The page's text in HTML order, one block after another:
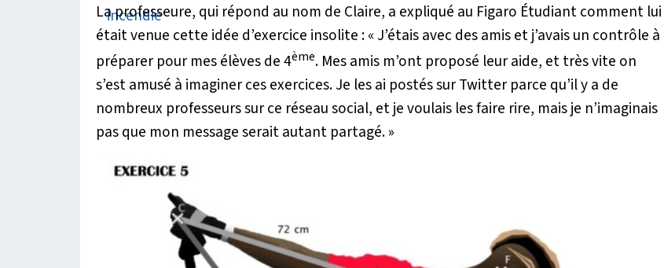
La professeure, qui répond au nom de Claire, a expliqué au Figaro Étudiant comment lui
était venue cette idée d’exercice insolite :« J’étais avec des amis et j’avais un contrôle à
préparer pour mes élèves de 4ème. Mes amis m’ont proposé leur aide, et très vite on
s’est amusé à imaginer ces exercices. Je les ai postés sur Twitter parce qu’il y a de
nombreux professeurs sur ce réseau social, et je voulais les faire rire, mais je n’imaginais
pas que mon message serait autant partagé. »